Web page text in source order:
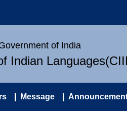
of India
Indian
Message